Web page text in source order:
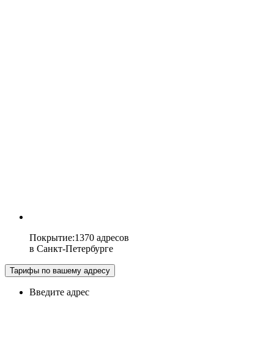
Покрытие:1370 адресов
в Санкт-Петербурге
Тарифы по вашему адресу
Введите адрес